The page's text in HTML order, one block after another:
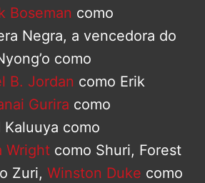
Boseman como
Negra, a vencedora do
como
B. Jordan como Erik
Gurira como
como
Wright como Shuri, Forest
Zuri, Winston Duke como